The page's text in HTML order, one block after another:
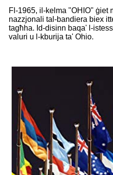
Fl-1965, il-kelma "OHIO" ġiet
nazzjonali tal-bandiera biex
tagħha. Id-disinn baqa' l-
valuri u l-kburija ta' Ohio.